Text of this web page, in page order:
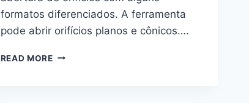
formatos diferenciados. A ferramenta
pode abrir orifícios planos e cônicos….
READ MOREREVOLVE